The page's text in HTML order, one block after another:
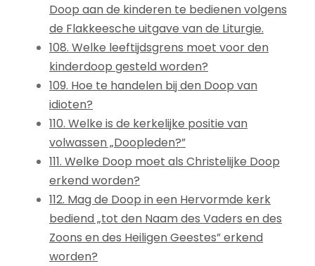
Doop aan de kinderen te bedienen volgens
de Flakkeesche uitgave van de Liturgie.
108. Welke leeftijdsgrens moet voor den
kinderdoop gesteld worden?
109. Hoe te handelen bij den Doop van
idioten?
110. Welke is de kerkelijke positie van
volwassen „Doopleden?”
111. Welke Doop moet als Christelijke Doop
erkend worden?
112. Mag de Doop in een Hervormde kerk
bediend „tot den Naam des Vaders en des
Zoons en des Heiligen Geestes” erkend
worden?